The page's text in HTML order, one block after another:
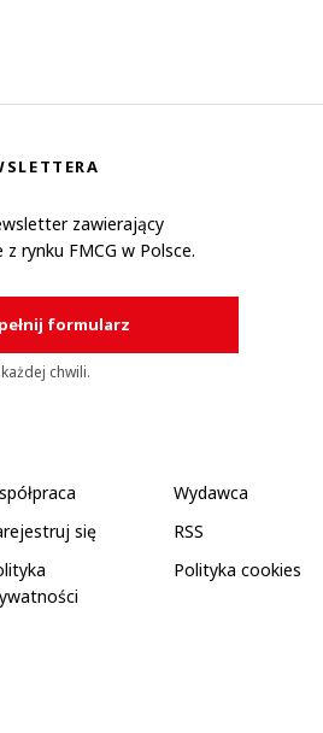
zawierający
rynku FMCG w Polsce.
formularz
chwili.
Wydawca
się
RSS
Polityka cookies